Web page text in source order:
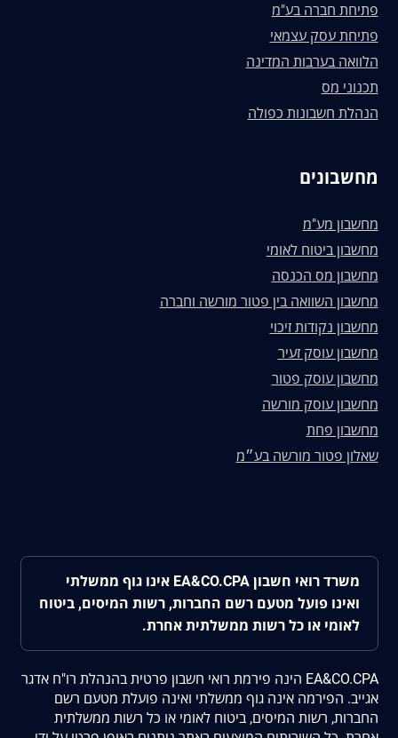
פתיחת חברה בע"מ
פתיחת עסק עצמאי
הלוואה בערבות המדינה
תכנוני מס
הנהלת חשבונות כפולה
מחשבונים
מחשבון מע"מ
מחשבון ביטוח לאומי
מחשבון מס הכנסה
מחשבון השוואה בין פטור מורשה וחברה
מחשבון נקודות זיכוי
מחשבון עוסק זעיר
מחשבון עוסק פטור
מחשבון עוסק מורשה
מחשבון פחת
שאלון פטור מורשה בע״מ
משרד רואי חשבון EA&CO.CPA אינו גוף ממשלתי
ואינו פועל מטעם רשם החברות, רשות המיסים, ביטוח
לאומי או כל רשות ממשלתית אחרת.
EA&CO.CPA הינה פירמת רואי חשבון פרטית בהנהלת רו"ח אדגר
אגייב. הפירמה אינה גוף ממשלתי ואינה פועלת מטעם רשם
החברות, רשות המיסים, ביטוח לאומי או כל רשות ממשלתית